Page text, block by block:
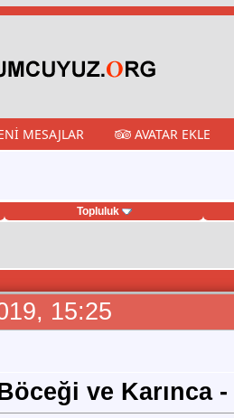
MESAJLAR AVATAR EKLE
Topluluk
15:25
ve Karınca